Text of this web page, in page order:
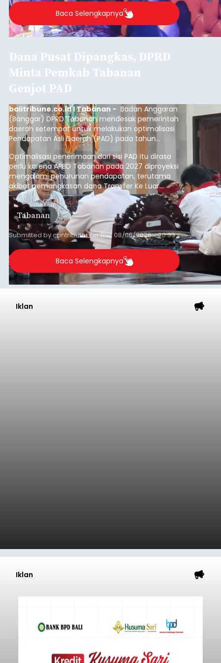
Baca Selengkapnya
Dana Pusat Dipangkas, DPRD
Minta Pemkab Tabanan
Genjot PAD
balitribune.co.id I Tabanan - Badan Anggaran
(Banggar) DPRD Tabanan mendesak pemerintah
daerah setempat untuk melakukan optimalisasi
Pendapatan Asli Daerah (PAD) pada tahun
anggaran 2027.
Optimalisasi penerimaan dari sisi PAD itu dirasa
perlu karena APBD Tabanan pada 2027 diproyeksi
mengalami penurunan pendapatan, terutama
akibat pemangkasan dana Transfer Ke Luar
Daerah (TKD) dari pemerintah pusat.
Tabanan
Submitted bycontributoronThu, 08/06/2026 - 20:33
Baca Selengkapnya
Iklan
Iklan